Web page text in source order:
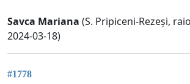
Savca Mariana (S. Pripiceni-Rezeși,
2024-03-18)
#1778